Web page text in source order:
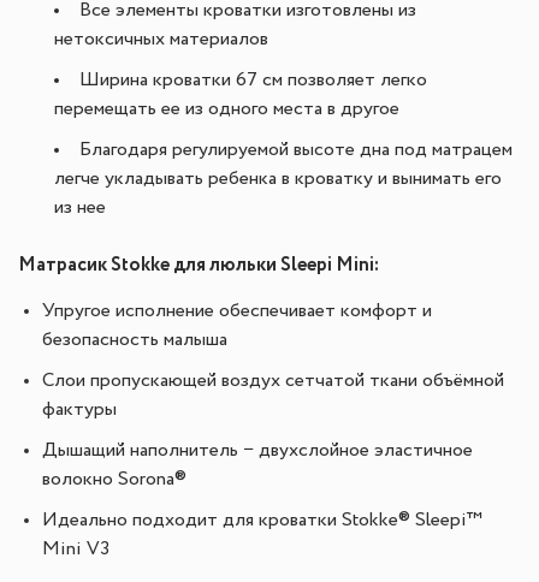
Все элементы кроватки изготовлены из
нетоксичных материалов
Ширина кроватки 67 см позволяет легко
перемещать ее из одного места в другое
Благодаря регулируемой высоте дна под матрацем
легче укладывать ребенка в кроватку и вынимать его
из нее
Матрасик Stokke для люльки Sleepi Mini:
Упругое исполнение обеспечивает комфорт и
безопасность малыша
Слои пропускающей воздух сетчатой ткани объёмной
фактуры
Дышащий наполнитель − двухслойное эластичное
волокно Sorona®
Идеально подходит для кроватки Stokke® Sleepi™
Mini V3